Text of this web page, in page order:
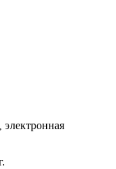
, электронная